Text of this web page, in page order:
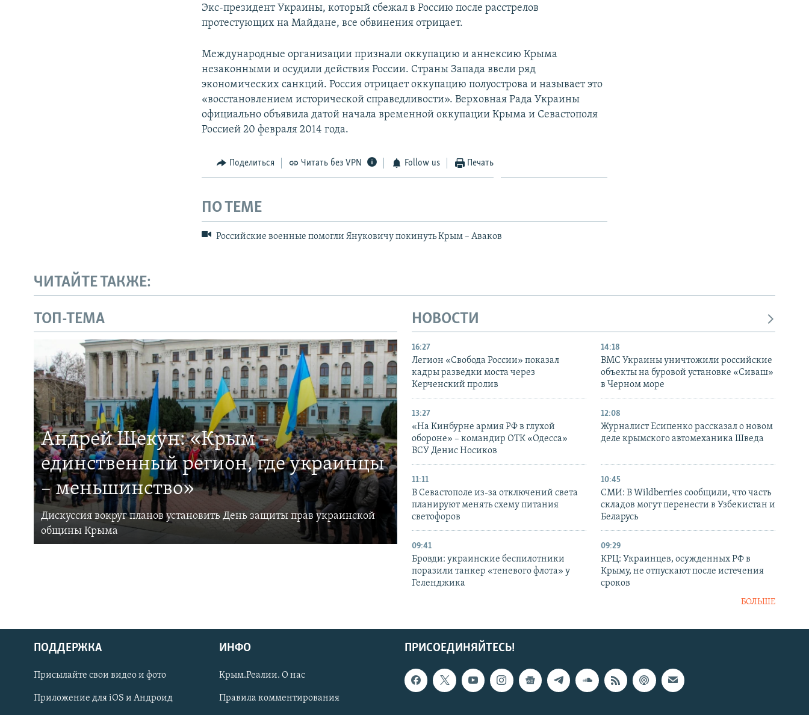
Українською
Qırımtatar
Экс-президент Украины, который сбежал в Россию после расстрелов
протестующих на Майдане, все обвинения отрицает.
Международные организации признали оккупацию и аннексию Крыма
незаконными и осудили действия России. Страны Запада ввели ряд
экономических санкций. Россия отрицает оккупацию полуострова и называет это
«восстановлением исторической справедливости». Верховная Рада Украины
официально объявила датой начала временной оккупации Крыма и Севастополя
Россией 20 февраля 2014 года.
Поделиться Читать без VPN Follow us Печать
ПО ТЕМЕ
Российские военные помогли Януковичу покинуть Крым – Аваков
ЧИТАЙТЕ ТАКЖЕ:
ТОП-ТЕМА
Андрей Щекун: «Крым –
единственный регион, где украинцы
– меньшинство»
Дискуссия вокруг планов установить День защиты прав украинской
общины Крыма
НОВОСТИ
16:27
Легион «Свобода России» показал
кадры разведки моста через
Керченский пролив
14:18
ВМС Украины уничтожили российские
объекты на буровой установке «Сиваш»
в Черном море
13:27
«На Кинбурне армия РФ в глухой
обороне» – командир ОТК «Одесса»
ВСУ Денис Носиков
12:08
Журналист Есипенко рассказал о новом
деле крымского автомеханика Шведа
11:11
В Севастополе из-за отключений света
планируют менять схему питания
светофоров
10:45
СМИ: В Wildberries сообщили, что часть
складов могут перенести в Узбекистан и
Беларусь
09:41
Бровди: украинские беспилотники
поразили танкер «теневого флота» у
Геленджика
09:29
КРЦ: Украинцев, осужденных РФ в
Крыму, не отпускают после истечения
сроков
БОЛЬШЕ
ПРИСОЕДИНЯЙТЕСЬ!
ПОДДЕРЖКА
Присылайте свои видео и фото
Приложение для iOS и Андроид
ИНФО
Крым.Реалии. О нас
Правила комментирования